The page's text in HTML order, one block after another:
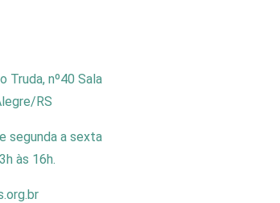
Truda, nº40 Sala
RS
segunda a sexta
às 16h.